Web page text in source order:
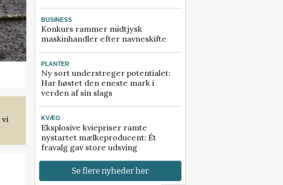
vi
BUSINESS
Konkurs rammer midtjysk
maskinhandler efter navneskifte
PLANTER
Ny sort understreger potentialet:
Har høstet den eneste mark i
verden af sin slags
KVÆG
Eksplosive kviepriser ramte
nystartet mælkeproducent: Ét
fravalg gav store udsving
Se flere nyheder her